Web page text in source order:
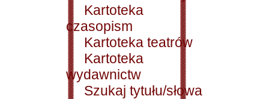
Kartoteka
czasopism
Kartoteka teatrów
Kartoteka
wydawnictw
Szukaj tytułu/słowa